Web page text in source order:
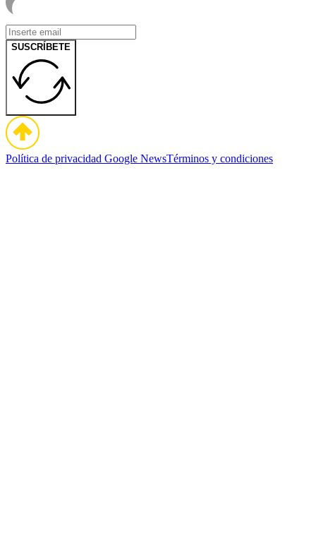
SUSCRÍBETE
Política de privacidad Google NewsTérminos y condiciones